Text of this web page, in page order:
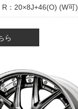
20×8J+46(O) (W可)
ら